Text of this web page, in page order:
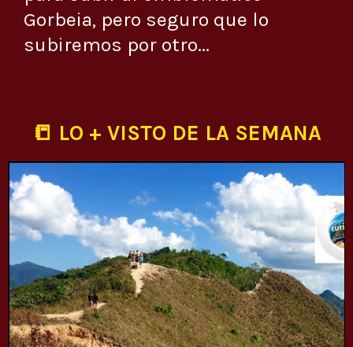
Gorbeia, pero seguro que lo
subiremos por otro...
📒 LO + VISTO DE LA SEMANA